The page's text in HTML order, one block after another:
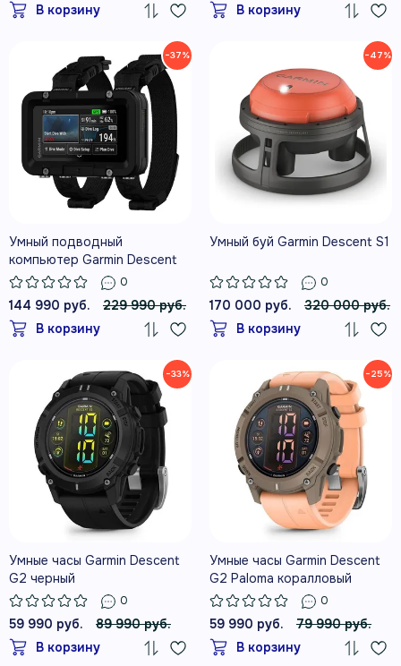
Descent T2
В корзину В корзину
−37%
Умный подводный
компьютер Garmin Descent
X50i
0
144 990 руб.
229 990 руб.
В корзину
−47%
Умный буй Garmin Descent S1
0
170 000 руб.
320 000 руб.
В корзину
−33%
Умные часы Garmin Descent
G2 черный
0
59 990 руб.
89 990 руб.
В корзину
−25%
Умные часы Garmin Descent
G2 Paloma коралловый
0
59 990 руб.
79 990 руб.
В корзину